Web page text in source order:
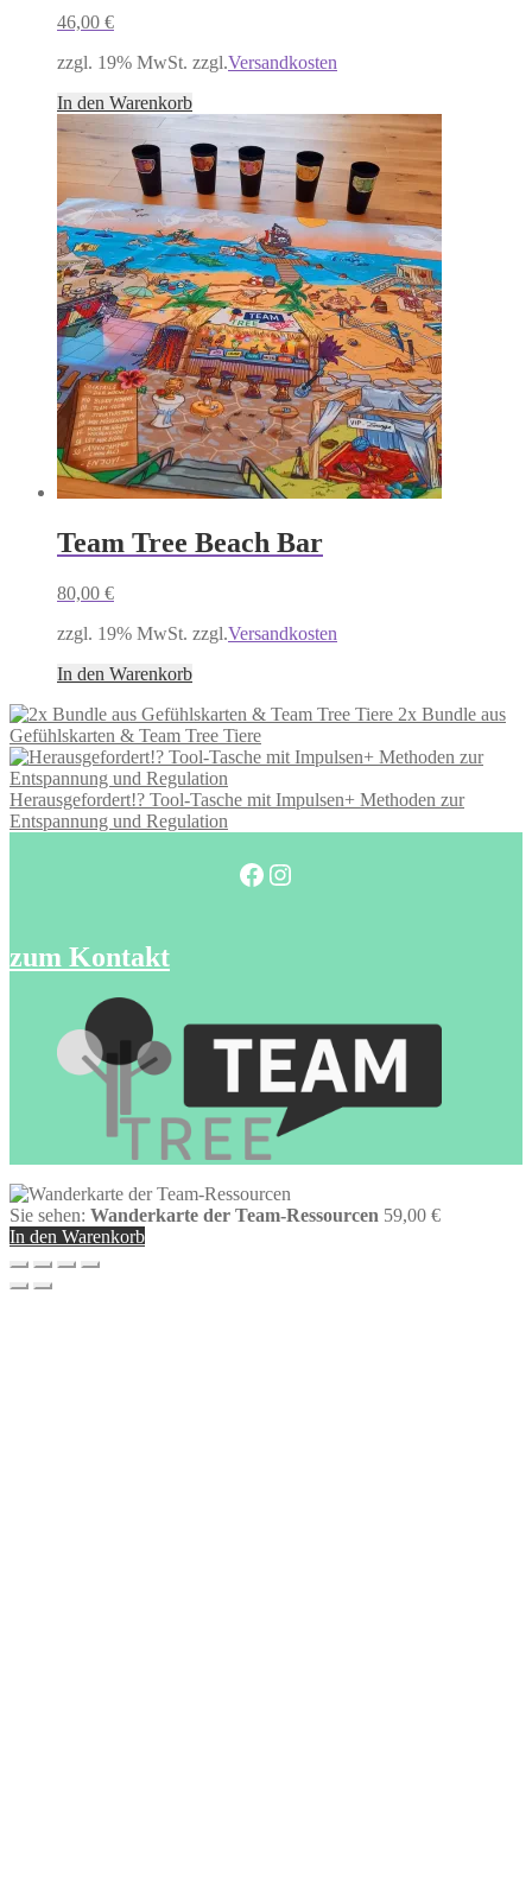
46,00 €
zzgl. 19% MwSt. zzgl.Versandkosten
In den Warenkorb
Team Tree Beach Bar
80,00 €
zzgl. 19% MwSt. zzgl.Versandkosten
In den Warenkorb
2x Bundle aus
Gefühlskarten & Team Tree Tiere
Herausgefordert!? Tool-Tasche mit Impulsen+ Methoden zur
Entspannung und Regulation
Facebook Instagram
zum Kontakt
Sie sehen: Wanderkarte der Team-Ressourcen 59,00 €
In den Warenkorb